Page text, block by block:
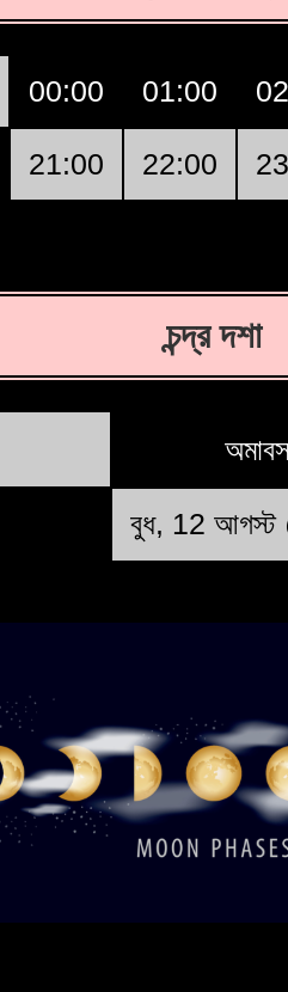
00:00 01:00
21:00 22:00
চন্দ্র দশা
বুধ, 12